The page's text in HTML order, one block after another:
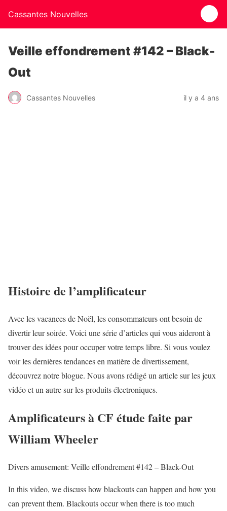
Cassantes Nouvelles
Veille effondrement #142 – Black-
Out
Cassantes Nouvelles il y a 4 ans
Histoire de l’amplificateur
Avec les vacances de Noël, les consommateurs ont besoin de
divertir leur soirée. Voici une série d’articles qui vous aideront à
trouver des idées pour occuper votre temps libre. Si vous voulez
voir les dernières tendances en matière de divertissement,
découvrez notre blogue. Nous avons rédigé un article sur les jeux
vidéo et un autre sur les produits électroniques.
Amplificateurs à CF étude faite par
William Wheeler
Divers amusement: Veille effondrement #142 – Black-Out
In this video, we discuss how blackouts can happen and how you
can prevent them. Blackouts occur when there is too much